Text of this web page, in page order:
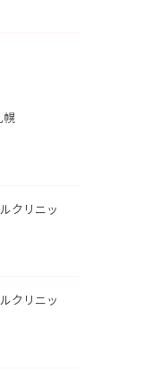
注入を美
幌
クリニッ
クリニッ